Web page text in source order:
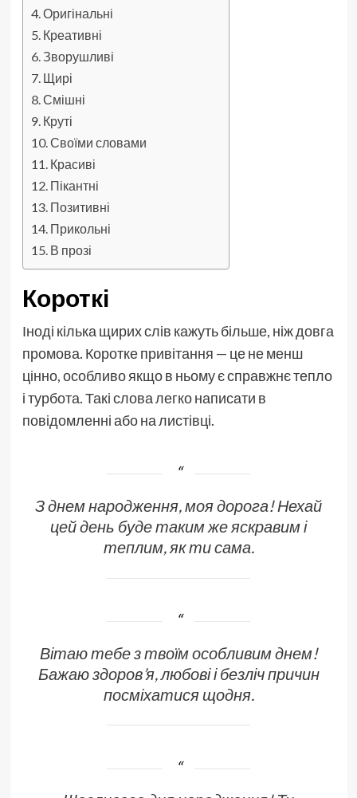
Оригінальні
Креативні
Зворушливі
Щирі
Смішні
Круті
Своїми словами
Красиві
Пікантні
Позитивні
Прикольні
В прозі
Короткі
Іноді кілька щирих слів кажуть більше, ніж довга
промова. Коротке привітання — це не менш
цінно, особливо якщо в ньому є справжнє тепло
і турбота. Такі слова легко написати в
повідомленні або на листівці.
З днем народження, моя дорога! Нехай
цей день буде таким же яскравим і
теплим, як ти сама.
Вітаю тебе з твоїм особливим днем!
Бажаю здоров’я, любові і безліч причин
посміхатися щодня.